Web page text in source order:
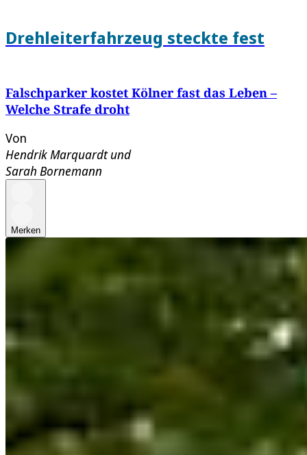
Drehleiterfahrzeug steckte fest
Falschparker kostet Kölner fast das Leben –
Welche Strafe droht
Von
Hendrik Marquardtund
Sarah Bornemann
Merken